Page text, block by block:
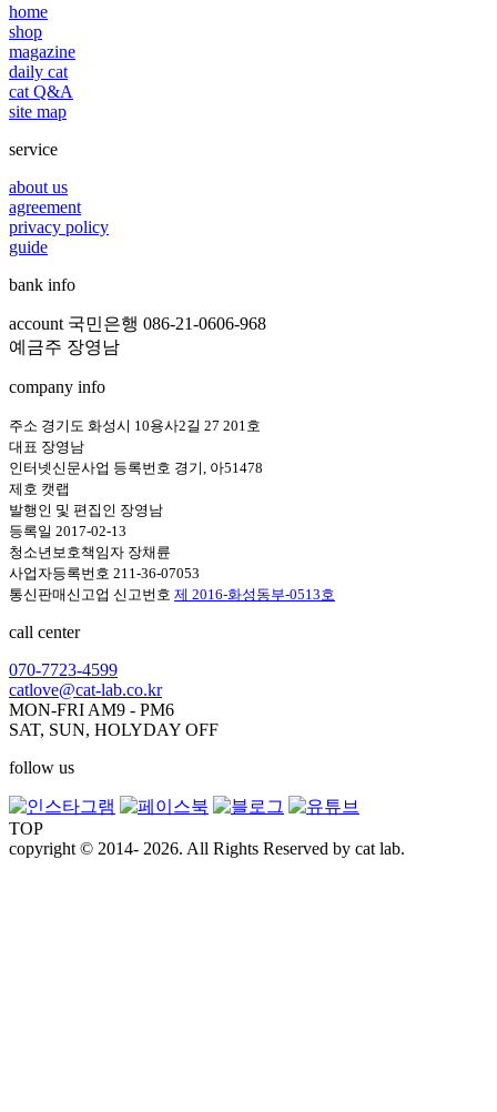
home
shop
magazine
daily cat
cat Q&A
site map
service
about us
agreement
privacy policy
guide
bank info
account 국민은행 086-21-0606-968
예금주 장영남
company info
주소 경기도 화성시 10용사2길 27 201호
대표 장영남
인터넷신문사업 등록번호 경기, 아51478
제호 캣랩
발행인 및 편집인 장영남
등록일 2017-02-13
청소년보호책임자 장채륜
사업자등록번호 211-36-07053
통신판매신고업 신고번호 제 2016-화성동부-0513호
call center
070-7723-4599
catlove@cat-lab.co.kr
MON-FRI AM9 - PM6
SAT, SUN, HOLYDAY OFF
follow us
TOP
copyright © 2014- 2026. All Rights Reserved by cat lab.